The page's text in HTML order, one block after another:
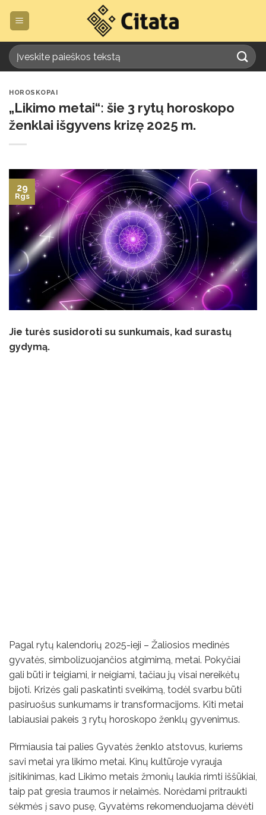
HOROSKOPAI
„Likimo metai“: šie 3 rytų horoskopo
ženklai išgyvens krizę 2025 m.
29
Rgs
Jie turės susidoroti su sunkumais, kad surastų
gydymą.
Pagal rytų kalendorių 2025-ieji – Žaliosios medinės
gyvatės, simbolizuojančios atgimimą, metai. Pokyčiai
gali būti ir teigiami, ir neigiami, tačiau jų visai nereikėtų
bijoti. Krizės gali paskatinti sveikimą, todėl svarbu būti
pasiruošus sunkumams ir transformacijoms. Kiti metai
labiausiai pakeis 3 rytų horoskopo ženklų gyvenimus.
Pirmiausia tai palies Gyvatės ženklo atstovus, kuriems
savi metai yra likimo metai. Kinų kultūroje vyrauja
įsitikinimas, kad Likimo metais žmonių laukia rimti iššūkiai,
taip pat gresia traumos ir nelaimės. Norėdami pritraukti
sėkmės į savo pusę, Gyvatėms rekomenduojama dėvėti